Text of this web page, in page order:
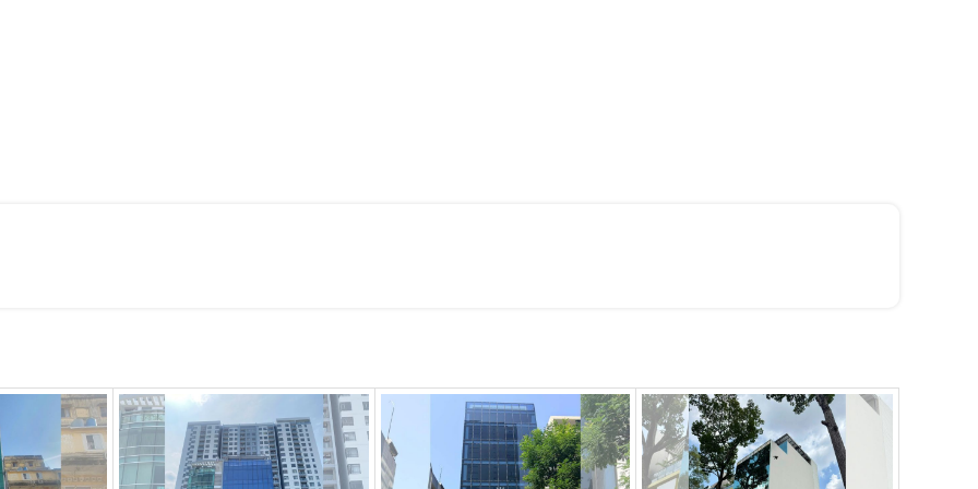
thang bộ
và 8am – 1pm (vào thứ Bảy)